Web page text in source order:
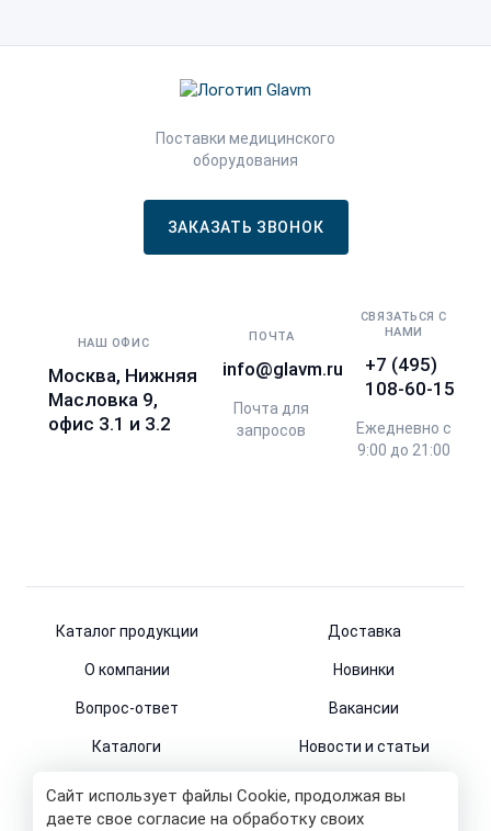
Сайт использует файлы Cookie, продолжая вы
даете свое согласие на обработку своих
Поставки медицинского
оборудования
ЗАКАЗАТЬ ЗВОНОК
НАШ ОФИС
Москва, Нижняя
Масловка 9,
офис 3.1 и 3.2
ПОЧТА
info@glavm.ru
Почта для
запросов
СВЯЗАТЬСЯ С
НАМИ
+7 (495)
108-60-15
Ежедневно с
9:00 до 21:00
Каталог продукции Доставка
О компании Новинки
Вопрос-ответ Вакансии
Каталоги Новости и статьи